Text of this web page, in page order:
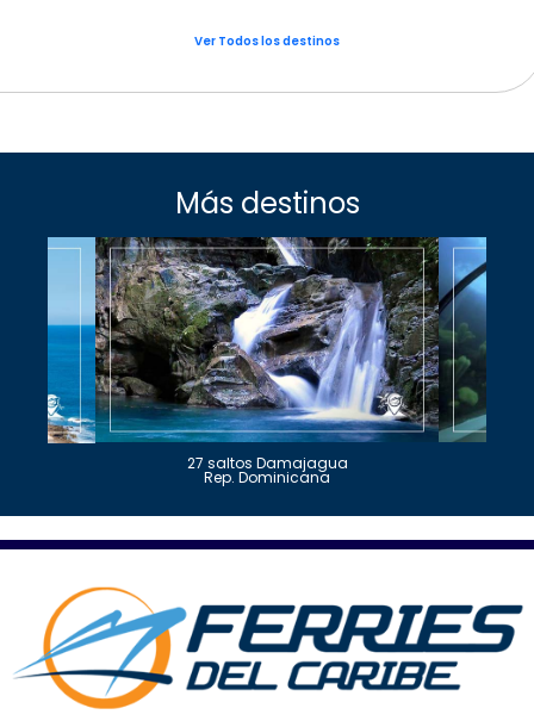
Ver Todos los destinos
Más destinos
27 saltos Damajagua
Rep. Dominicana